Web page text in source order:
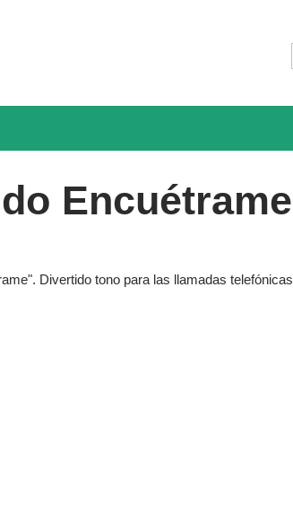
Encuétrame
Divertido tono para las llamadas telefónicas